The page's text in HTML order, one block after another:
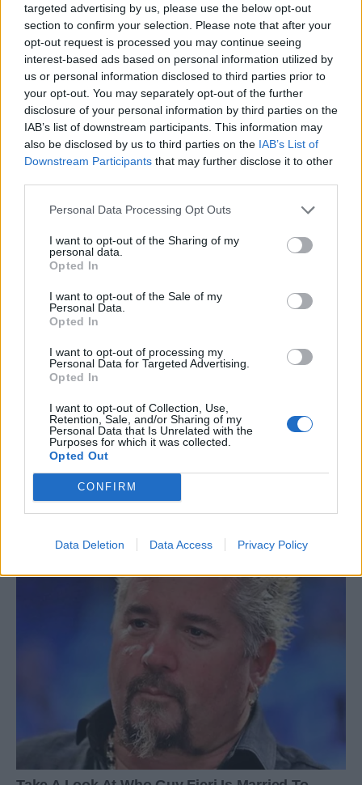
targeted advertising by us, please use the below opt-out
section to confirm your selection. Please note that after your
opt-out request is processed you may continue seeing
interest-based ads based on personal information utilized by
us or personal information disclosed to third parties prior to
your opt-out. You may separately opt-out of the further
disclosure of your personal information by third parties on the
IAB’s list of downstream participants. This information may
also be disclosed by us to third parties on the IAB’s List of
Downstream Participants that may further disclose it to other
Personal Data Processing Opt Outs
I want to opt-out of the Sharing of my
personal data.
Opted In
I want to opt-out of the Sale of my
Personal Data.
Opted In
I want to opt-out of processing my
Personal Data for Targeted Advertising.
Opted In
I want to opt-out of Collection, Use,
Retention, Sale, and/or Sharing of my
Personal Data that Is Unrelated with the
Purposes for which it was collected.
Opted Out
CONFIRM
Data Deletion Data Access Privacy Policy